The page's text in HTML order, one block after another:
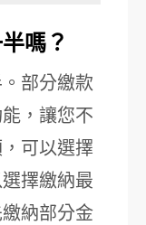
嗎？
部分繳款
，讓您不
可以選擇
擇繳納最
納部分金